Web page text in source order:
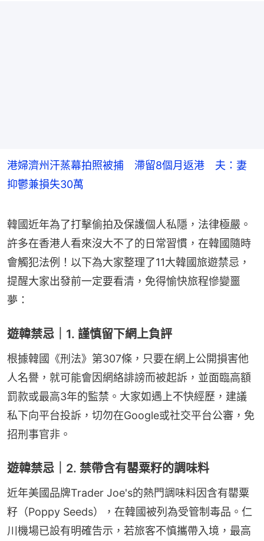
港婦濟州汗蒸幕拍照被捕 滯留8個月返港 夫：妻
抑鬱兼損失30萬
韓國近年為了打擊偷拍及保護個人私隱，法律極嚴。
許多在香港人看來沒大不了的日常習慣，在韓國隨時
會觸犯法例！以下為大家整理了11大韓國旅遊禁忌，
提醒大家出發前一定要看清，免得愉快旅程慘變噩
夢：
遊韓禁忌｜1. 謹慎留下網上負評
根據韓國《刑法》第307條，只要在網上公開損害他
人名譽，就可能會因網絡誹謗而被起訴，並面臨高額
罰款或最高3年的監禁。大家如遇上不快經歷，建議
私下向平台投訴，切勿在Google或社交平台公審，免
招刑事官非。
遊韓禁忌｜2. 禁帶含有罌粟籽的調味料
近年美國品牌Trader Joe's的熱門調味料因含有罌粟
籽（Poppy Seeds），在韓國被列為受管制毒品。仁
川機場已設有明確告示，若旅客不慎攜帶入境，最高